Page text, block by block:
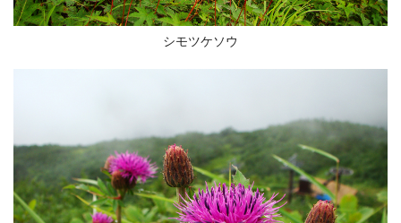
シモツケソウ